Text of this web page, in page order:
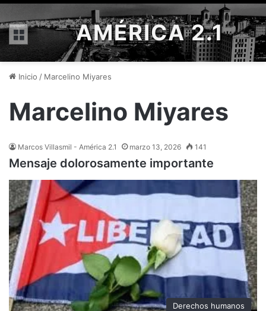
Menú AMÉRICA 2.1
Inicio / Marcelino Miyares
Marcelino Miyares
Marcos Villasmil - América 2.1 marzo 13, 2026 141
Mensaje dolorosamente importante
Derechos humanos